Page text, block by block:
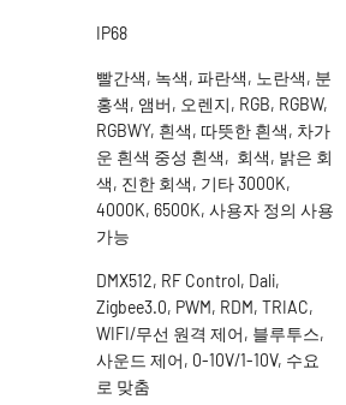
IP68
빨간색, 녹색, 파란색, 노란색, 분
홍색, 앰버, 오렌지, RGB, RGBW,
RGBWY, 흰색, 따뜻한 흰색, 차가
운 흰색 중성 흰색, 회색, 밝은 회
색, 진한 회색, 기타 3000K,
4000K, 6500K, 사용자 정의 사용
가능
DMX512, RF Control, Dali,
Zigbee3.0, PWM, RDM, TRIAC,
WIFI/무선 원격 제어, 블루투스,
사운드 제어, 0-10V/1-10V, 수요
로 맞춤